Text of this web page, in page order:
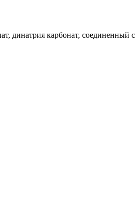
динатрия карбонат,